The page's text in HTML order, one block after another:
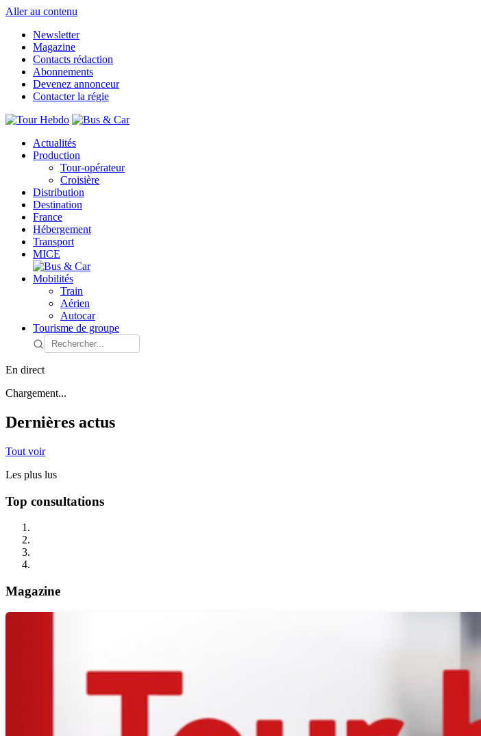
Aller au contenu
Newsletter
Magazine
Contacts rédaction
Abonnements
Devenez annonceur
Contacter la régie
Actualités
Production
Tour-opérateur
Croisière
Distribution
Destination
France
Hébergement
Transport
MICE
Mobilités
Train
Aérien
Autocar
Tourisme de groupe
En direct
Chargement...
Dernières actus
Tout voir
Les plus lus
Top consultations
Magazine